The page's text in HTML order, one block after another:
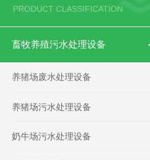
PRODUCT CLASSIFICATION
畜牧养殖污水处理设备
养猪场废水处理设备
养猪场污水处理设备
奶牛场污水处理设备